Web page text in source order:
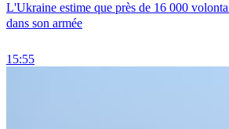
L'Ukraine estime que près de 16 000
dans son armée
15:55